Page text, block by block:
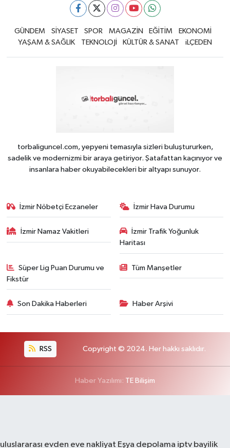
GÜNDEM SİYASET SPOR MAGAZİN EĞİTİM
EKONOMİ
YAŞAM & SAĞLIK
TEKNOLOJİ KÜLTÜR & SANAT iLÇEDEN
torbaliguncel.com, yepyeni temasıyla sizleri buluştururken,
sadelik ve modernizmi bir araya getiriyor. Şatafattan kaçınıyor ve
insanlara haber okuyabilecekleri bir altyapı sunuyor.
İzmir Nöbetçi Eczaneler İzmir Hava Durumu
İzmir Namaz Vakitleri
İzmir Trafik Yoğunluk
Haritası
Süper Lig Puan Durumu ve
Fikstür
Tüm Manşetler
Son Dakika Haberleri Haber Arşivi
RSS Copyright © 2024. Her hakkı saklıdır.
Haber Yazılımı: TE Bilişim
uluslararası evden eve nakliyat Eşya depolama iptv bayilik